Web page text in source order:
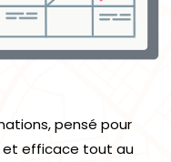
pensé pour
et efficace tout au